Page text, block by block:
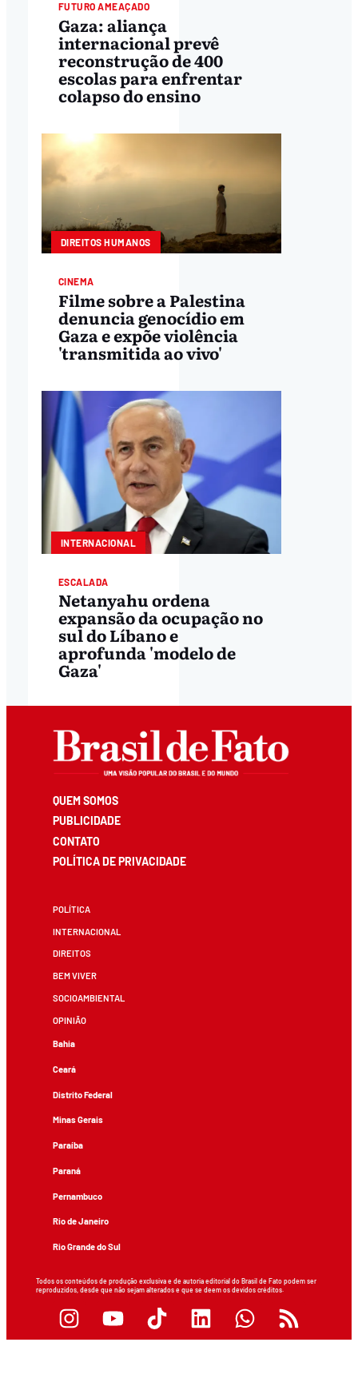
FUTURO AMEAÇADO
Gaza: aliança
internacional prevê
reconstrução de 400
escolas para enfrentar
colapso do ensino
DIREITOS HUMANOS
CINEMA
Filme sobre a Palestina
denuncia genocídio em
Gaza e expõe violência
'transmitida ao vivo'
INTERNACIONAL
ESCALADA
Netanyahu ordena
expansão da ocupação no
sul do Líbano e
aprofunda 'modelo de
Gaza'
QUEM SOMOS
PUBLICIDADE
CONTATO
POLÍTICA DE PRIVACIDADE
POLÍTICA
INTERNACIONAL
DIREITOS
BEM VIVER
SOCIOAMBIENTAL
OPINIÃO
Bahia
Ceará
Distrito Federal
Minas Gerais
Paraíba
Paraná
Pernambuco
Rio de Janeiro
Rio Grande do Sul
Todos os conteúdos de produção exclusiva e de autoria editorial do Brasil de Fato podem ser
reproduzidos, desde que não sejam alterados e que se deem os devidos créditos.